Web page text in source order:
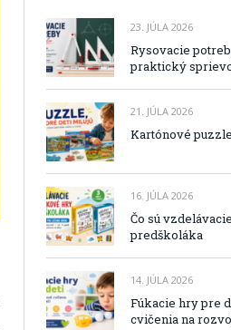
23. JÚLA 2026
Rysovacie
praktický
21. JÚLA 2026
Kartónové
16. JÚLA 2026
Čo sú
predškoláka
14. JÚLA 2026
Fúkacie hry pre
cvičenia na